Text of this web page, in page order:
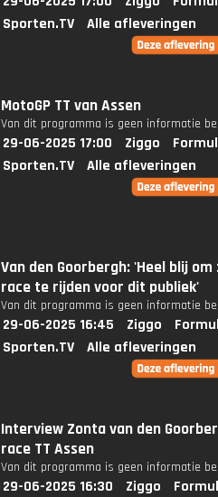
Sporten.TV
Alle afleveringen
MotoGP TT van Assen
Van dit programma is geen informatie
29-06-2025 17:00 Ziggo
Sporten.TV
Alle afleveringen
Van den Goorbergh: 'Heel blij om
race te rijden voor dit publiek'
Van dit programma is geen informatie
29-06-2025 16:45 Ziggo
Sporten.TV
Alle afleveringen
Interview Zonta van den
race TT Assen
Van dit programma is geen informatie
29-06-2025 16:30 Ziggo